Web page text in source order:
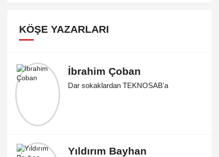
KÖŞE YAZARLARI
İbrahim Çoban
Dar sokaklardan TEKNOSAB'a
Yıldırım Bayhan